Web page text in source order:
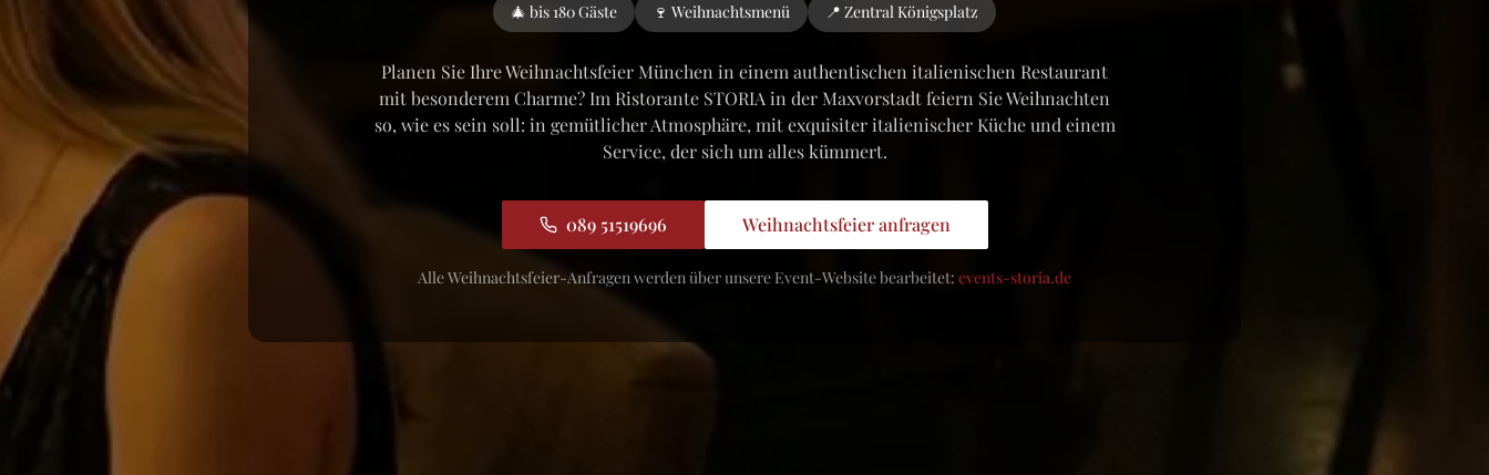
🎄 bis 180 Gäste 🍷 Weihnachtsmenü 📍 Zentral Königsplatz
Planen Sie Ihre Weihnachtsfeier München in einem authentischen italienischen Restaurant
mit besonderem Charme? Im Ristorante STORIA in der Maxvorstadt feiern Sie Weihnachten
so, wie es sein soll: in gemütlicher Atmosphäre, mit exquisiter italienischer Küche und einem
Service, der sich um alles kümmert.
089 51519696 Weihnachtsfeier anfragen
Alle Weihnachtsfeier-Anfragen werden über unsere Event-Website bearbeitet: events-storia.de